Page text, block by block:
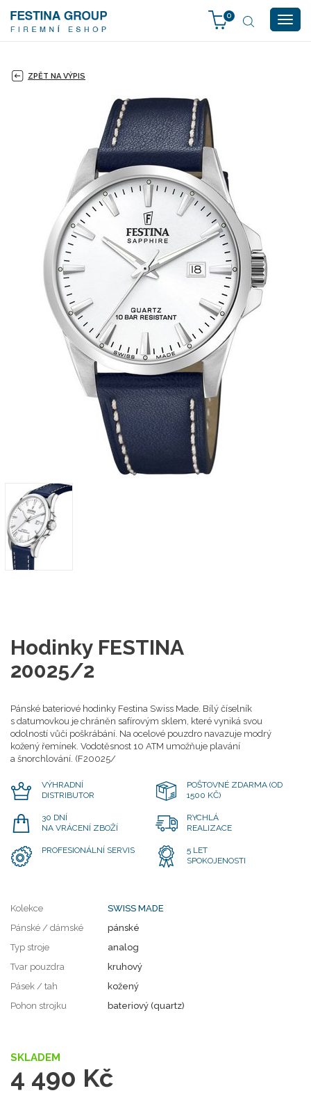
0
ZPĚT NA VÝPIS
Hodinky FESTINA
20025/2
Pánské bateriové hodinky Festina Swiss Made. Bílý číselník
s datumovkou je chráněn safírovým sklem, které vyniká svou
odolností vůči poškrábání. Na ocelové pouzdro navazuje modrý
kožený řemínek. Vodotěsnost 10 ATM umožňuje plavání
a šnorchlování. (F20025/
VÝHRADNÍ
DISTRIBUTOR
POŠTOVNÉ ZDARMA (OD
1500 KČ)
30 DNÍ
NA VRÁCENÍ ZBOŽÍ
RYCHLÁ
REALIZACE
PROFESIONÁLNÍ SERVIS
5 LET
SPOKOJENOSTI
Kolekce
SWISS MADE
Pánské / dámské
pánské
Typ stroje
analog
Tvar pouzdra
kruhový
Pásek / tah
kožený
Pohon strojku
bateriový (quartz)
SKLADEM
4 490 Kč